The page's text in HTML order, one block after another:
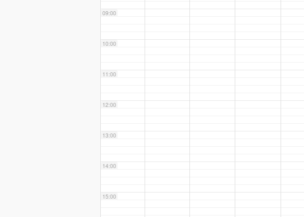
09:00
10:00
11:00
12:00
13:00
14:00
15:00